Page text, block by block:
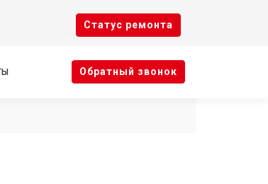
Cтатус ремонта
Oбратный звонок